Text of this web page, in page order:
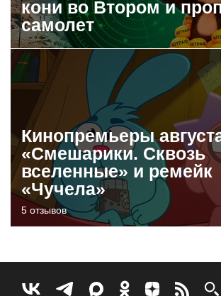
кони во Втором и
самолет
Кинопремьеры
«Смешарики. Сквозь
вселенные» и ремейк
«Чучела»
5 отзывов